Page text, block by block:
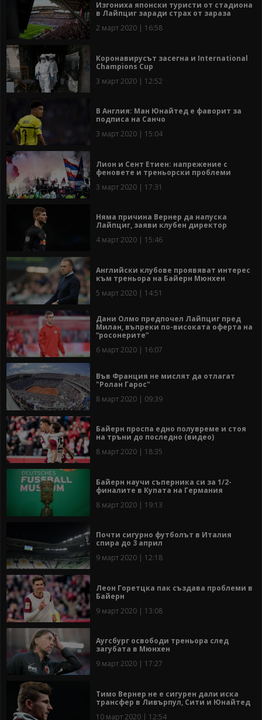
Изгониха японски туристи от стадиона
в Лайпциг заради страх от зараза
2 март 2020 | 16:58
Коронавирусът засегна и International
Champions Cup
3 март 2020 | 12:52
В Англия: Ман Юнайтед е фаворит за
подписа на Санчо
3 март 2020 | 15:04
Лион и Сент Етиен: напрежение с
феновете и треньорски проблеми
3 март 2020 | 17:31
Няма причина Вернер да напуска
Лайпциг, заяви клубен директор
4 март 2020 | 15:46
Английски клубове проявяват интерес
към треньора на Байерн Мюнхен
5 март 2020 | 14:51
Дани Олмо предпочел Лайпциг пред
Милан, въпреки по-високата оферта на
“росонерите”
6 март 2020 | 16:07
Във Франция не мислят да отлагат
"Ролан Гарос"
8 март 2020 | 09:39
Байерн проспа едно полувреме и стоя
на тръни до последно (видео)
8 март 2020 | 18:35
Байерн научи съперника си за 1/2-
финалите в Купата на Германия
8 март 2020 | 19:13
Почти сигурно футболът в Италия
спира до 3 април
9 март 2020 | 12:18
Леон Горетцка пак създава проблеми в
Байерн
9 март 2020 | 13:08
Аугсбург освободи треньора след
загубата в Мюнхен
9 март 2020 | 17:27
Тимо Вернер не е сигурен дали иска
трансфер в Ливърпул, Сити и Юнайтед
10 март 2020 | 12:54